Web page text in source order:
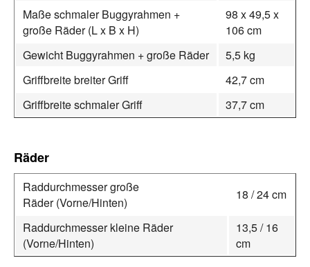
Maße schmaler Buggyrahmen +
große Räder (L x B x H)
98 x 49,5 x
106 cm
Gewicht Buggyrahmen + große Räder
5,5 kg
Griffbreite breiter Griff
42,7 cm
Griffbreite schmaler Griff
37,7 cm
Räder
Raddurchmesser große
Räder (Vorne/Hinten)
18 / 24 cm
Raddurchmesser kleine Räder
(Vorne/Hinten)
13,5 / 16
cm